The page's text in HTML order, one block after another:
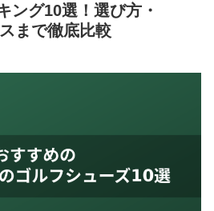
ング10選！選び方・
まで徹底比較